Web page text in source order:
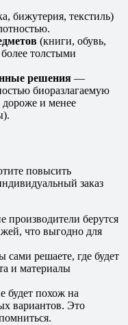
бижутерия, текстиль)
(книги, обувь,
толстыми
решения —
биоразлагаемую
дороже и менее
повысить
заказ
производители берутся
что выгодно для
сами решаете, где будет
и материалы
будет похож на
вариантов. Это